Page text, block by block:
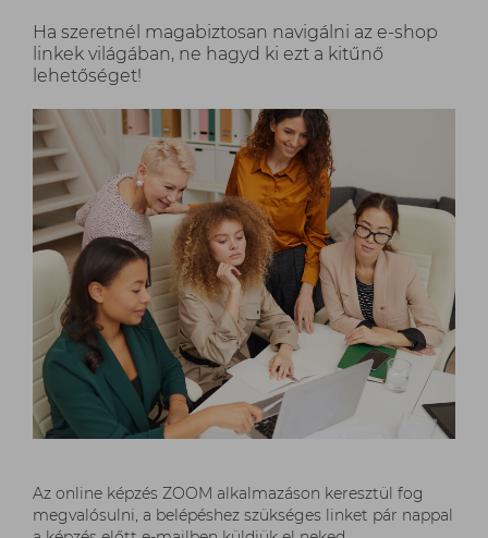
Ha szeretnél magabiztosan navigálni az e-shop
linkek világában, ne hagyd ki ezt a kitűnő
lehetőséget!
Az online képzés ZOOM alkalmazáson keresztül fog
megvalósulni, a belépéshez szükséges linket pár nappal